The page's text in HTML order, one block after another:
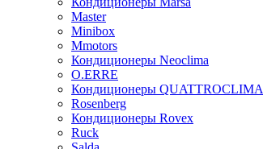
Master
Minibox
Mmotors
Кондиционеры Neoclima
O.ERRE
Кондиционеры QUATTROCLIMA
Rosenberg
Кондиционеры Rovex
Ruck